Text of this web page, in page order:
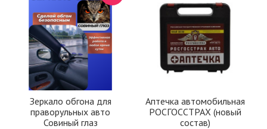
Зеркало обгона для
праворульных авто
Совиный глаз
Аптечка автомобильная
РОСГОССТРАХ (новый
состав)